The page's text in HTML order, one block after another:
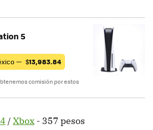
5
— $13,983.84
comisión por estos
/ Xbox - 357 pesos